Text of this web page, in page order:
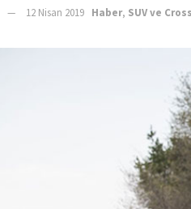
12 Nisan 2019 Haber, SUV ve